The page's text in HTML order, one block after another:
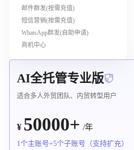
邮件群发(按需充值)
短信营销(按需充值)
WhatsApp群发(自助申请)
商机中心
AI全托管专业版
适合多人外贸团队、内贸转型用户
¥ 50000+ /年
1个主账号+5个子账号（支持扩充）